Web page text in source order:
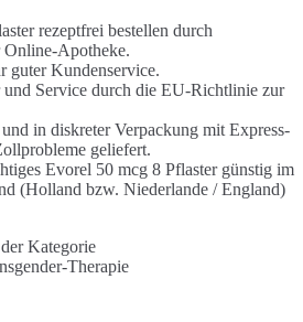
rezeptfrei bestellen durch
Online-Apotheke.
guter Kundenservice.
und Service durch die EU-Richtlinie zur
in diskreter Verpackung mit Express-
geliefert.
Evorel 50 mcg 8 Pflaster günstig im
(Holland bzw. Niederlande / England)
Kategorie
Therapie